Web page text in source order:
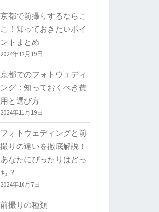
京都で前撮りするならこ
こ！知っておきたいポイ
ントまとめ
2024年12月19日
京都でのフォトウェディ
ング：知っておくべき費
用と選び方
2024年11月19日
フォトウェディングと前
撮りの違いを徹底解説！
あなたにぴったりはどっ
ち？
2024年10月7日
前撮りの種類